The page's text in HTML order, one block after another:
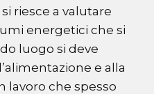
riesce a valutare
energetici che si
luogo si deve
e alla
lavoro che spesso